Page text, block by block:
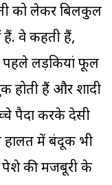
को लेकर बिलकुल
वे कहती हैं,
पहले लड़कियां फूल
होती हैं और शादी
पैदा करके देसी
हालत में बंदूक भी
की मजबूरी के